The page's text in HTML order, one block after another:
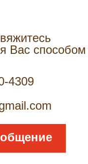
Вас способом
4309